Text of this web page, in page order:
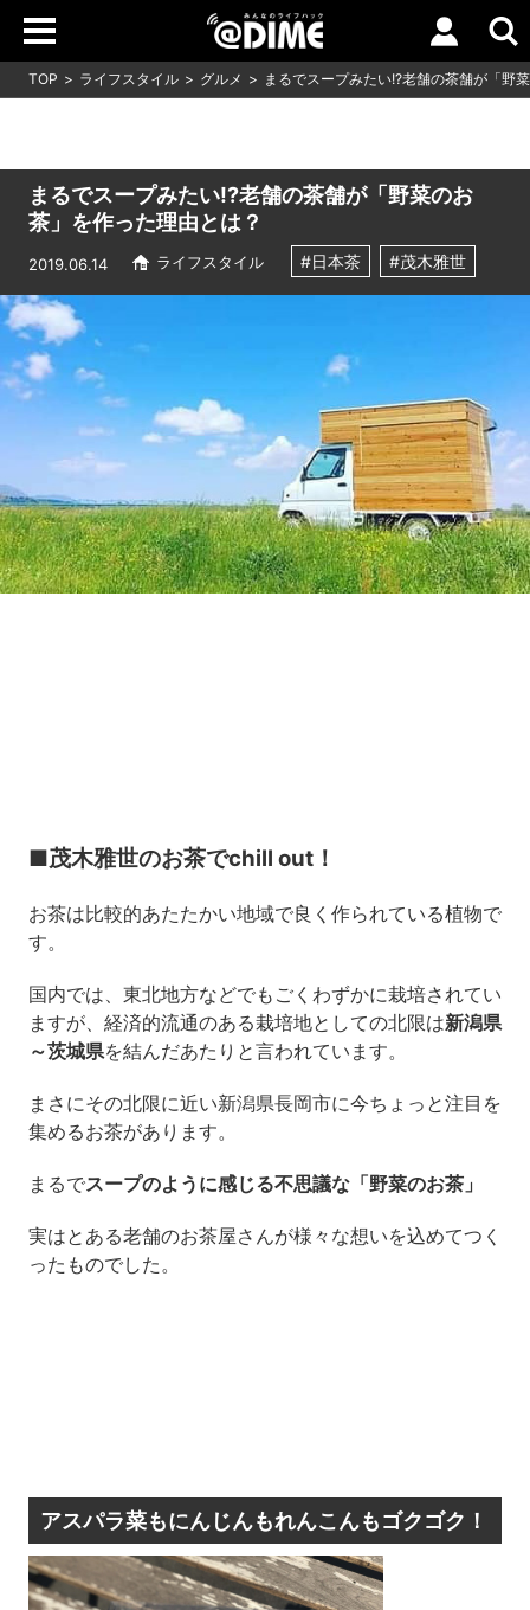
TOP ライフスタイル グルメ まるでスープみたい!?老舗の茶舗が「野
まるでスープみたい!?老舗の茶舗が「野菜のお
茶」を作った理由とは？
2019.06.14 ライフスタイル #日本茶 #茂木雅世
■茂木雅世のお茶でchill out！
お茶は比較的あたたかい地域で良く作られている植物で
す。
国内では、東北地方などでもごくわずかに栽培されてい
ますが、経済的流通のある栽培地としての北限は新潟県
～茨城県を結んだあたりと言われています。
まさにその北限に近い新潟県長岡市に今ちょっと注目を
集めるお茶があります。
まるでスープのように感じる不思議な「野菜のお茶」
実はとある老舗のお茶屋さんが様々な想いを込めてつく
ったものでした。
アスパラ菜もにんじんもれんこんもゴクゴク！